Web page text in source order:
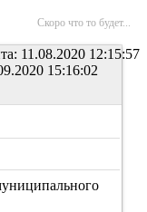
Скоро что то будет...
11.08.2020 12:15:57
15:16:02